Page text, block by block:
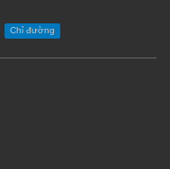
Chỉ đường